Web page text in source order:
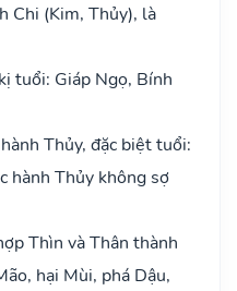
Chi (Kim, Thủy), là
tuổi: Giáp Ngọ, Bính
Thủy, đặc biệt tuổi:
hành Thủy không sợ
Thìn và Thân thành
hại Mùi, phá Dậu,